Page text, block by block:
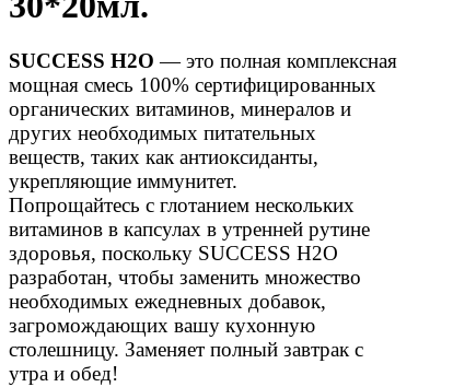
SUCCESS H2O— это полная комплексная
мощная смесь 100% сертифицированных
органических витаминов, минералов и
других необходимых питательных
веществ, таких как антиоксиданты,
укрепляющие иммунитет.
Попрощайтесь с глотанием нескольких
витаминов в капсулах в утренней рутине
здоровья, поскольку SUCCESS H2O
разработан, чтобы заменить множество
необходимых ежедневных добавок,
загромождающих вашу кухонную
столешницу. Заменяет полный завтрак с
утра и обед!